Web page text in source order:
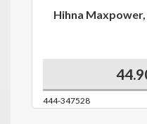
Hihna
444-347528